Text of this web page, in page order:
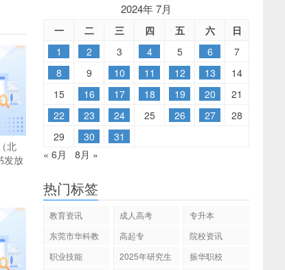
北
发放
2024年 7月
一 二 三 四 五 六
日
1
2 3 4 5 6
7
8
9 10 11 12 13
14
15
16 17 18 19 20
21
22
23 24 25 26 27
28
29
30
31
« 6月
8月 »
热门标签
教育资讯 成人高考
专升本
东莞市华科教
高起专
院校资讯
职业技能
2025年研究生
振华职校